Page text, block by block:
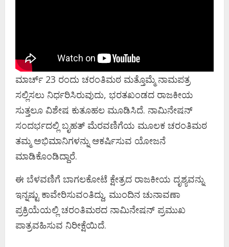
ಮಾರ್ಚ್ 23 ರಂದು ಚರಂತಿಮಠ ಮತ್ತೊಮ್ಮೆ ನಾಮಪತ್ರ
ಸಲ್ಲಿಸಲು ನಿರ್ಧರಿಸಿರುವುದು, ಭರತಖಂಡದ ರಾಜಕೀಯ
ಸುತ್ತಲೂ ವಿಶೇಷ ಕುತೂಹಲ ಮೂಡಿಸಿದೆ. ನಾಮಿನೇಷನ್
ಸಂದರ್ಭದಲ್ಲಿ ಬೃಹತ್ ಮೆರವಣಿಗೆಯ ಮೂಲಕ ಚರಂತಿಮಠ
ತಮ್ಮ ಅಭಿಮಾನಿಗಳನ್ನು ಆಕರ್ಷಿಸುವ ಯೋಜನೆ
ಮಾಡಿಕೊಂಡಿದ್ದಾರೆ.
ಈ ಬೆಳವಣಿಗೆ ಬಾಗಲಕೋಟೆ ಕ್ಷೇತ್ರದ ರಾಜಕೀಯ ದೃಶ್ಯವನ್ನು
ಇನ್ನಷ್ಟು ಕಾವೇರಿಸುವಂತಿದ್ದು, ಮುಂದಿನ ಚುನಾವಣಾ
ಪ್ರಕ್ರಿಯೆಯಲ್ಲಿ ಚರಂತಿಮಠದ ನಾಮಿನೇಷನ್ ಪ್ರಮುಖ
ಪಾತ್ರವಹಿಸುವ ನಿರೀಕ್ಷೆಯಿದೆ.